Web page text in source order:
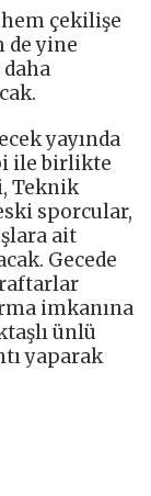
hem çekilişe
de yine
yayında
ile birlikte
Teknik
sporcular,
ait
Gecede
imkanına
ünlü
yaparak